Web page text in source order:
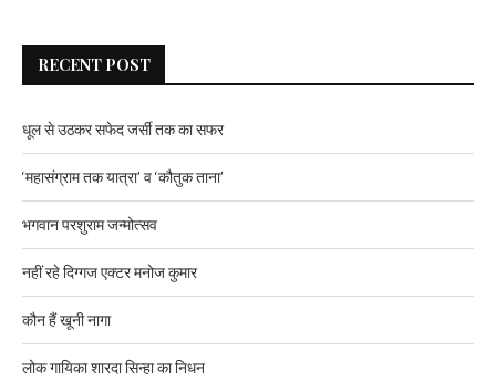
RECENT POST
धूल से उठकर सफेद जर्सी तक का सफर
‘महासंग्राम तक यात्रा’ व ‘कौतुक ताना’
भगवान परशुराम जन्मोत्सव
नहीं रहे दिग्गज एक्टर मनोज कुमार
कौन हैं खूनी नागा
लोक गायिका शारदा सिन्हा का निधन